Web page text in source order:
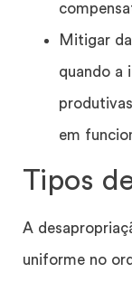
Mitigar
quando a
em
Tipos
A
uniforme no